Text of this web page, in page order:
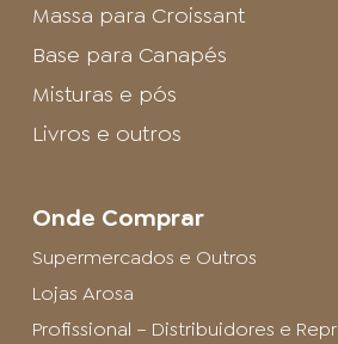
Massa para Croissant
Base para Canapés
Misturas e pós
Livros e outros
Onde Comprar
Supermercados e Outros
Lojas Arosa
Profissional – Distribuidores e